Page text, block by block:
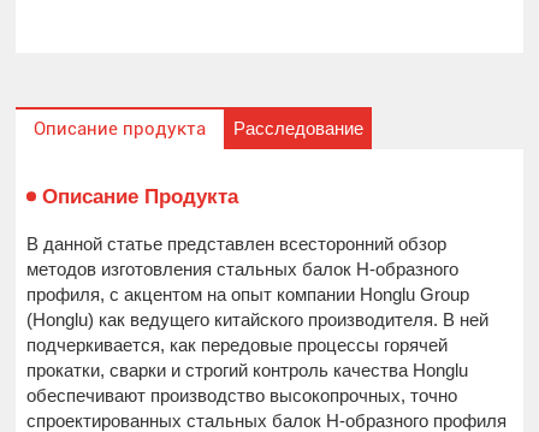
Описание продукта Расследование
Описание Продукта
В данной статье представлен всесторонний обзор
методов изготовления стальных балок H-образного
профиля, с акцентом на опыт компании Honglu Group
(Honglu) как ведущего китайского производителя. В ней
подчеркивается, как передовые процессы горячей
прокатки, сварки и строгий контроль качества Honglu
обеспечивают производство высокопрочных, точно
спроектированных стальных балок H-образного профиля